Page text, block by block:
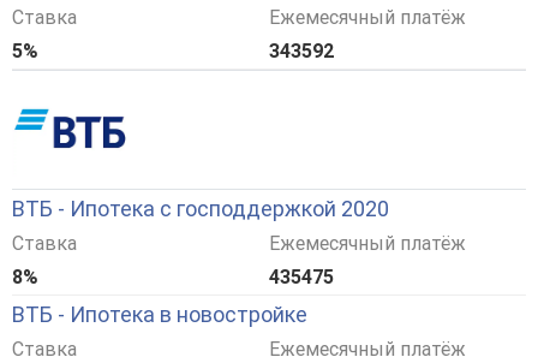
Ставка
5%
Ежемесячный платёж
343592
ВТБ - Ипотека с господдержкой 2020
Ставка
8%
Ежемесячный платёж
435475
ВТБ - Ипотека в новостройке
Ставка
Ежемесячный платёж